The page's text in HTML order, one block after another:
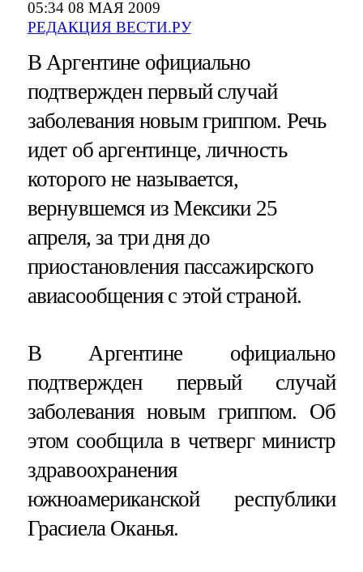
05:34 08 МАЯ 2009
РЕДАКЦИЯ ВЕСТИ.РУ
В Аргентине официально
подтвержден первый случай
заболевания новым гриппом. Речь
идет об аргентинце, личность
которого не называется,
вернувшемся из Мексики 25
апреля, за три дня до
приостановления пассажирского
авиасообщения с этой страной.
В Аргентине официально
подтвержден первый случай
заболевания новым гриппом. Об
этом сообщила в четверг министр
здравоохранения
южноамериканской республики
Грасиела Оканья.